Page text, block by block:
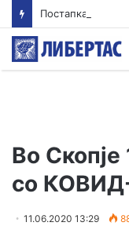
Во Скопје
со
11.06.2020 13:29